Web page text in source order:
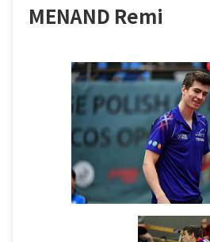
MENAND Remi